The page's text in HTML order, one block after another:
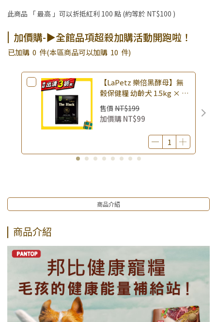
組！
▶王國加購活動 訂單享超值優惠價加購好物
▶全館品項超殺加購活動開跑啦！
止)
▶PANTOP 邦比｜活動期間購買2KG以上邦比貓糧，即贈邦比
貓草10g (限量贈完為止)
此商品 「 最高 」可以折抵紅利 100 點 (約等於 NT$100 )
加價購-▶全館品項超殺加購活動開跑啦！
已加購 0 件(本區商品可以加購 10 件)
【LaPetz 樂倍黑酵母】無
榖保健糧 幼齡犬 1.5kg × 包
｜(廠效期20260818) 狗乾糧
狗飼料 幼犬飼料 無穀配方｜
即期品
售價 NT$199
加價購NT$99
商品介紹
商品介紹